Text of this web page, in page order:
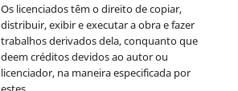
Os licenciados têm o direito de copiar,
distribuir, exibir e executar a obra e fazer
trabalhos derivados dela, conquanto que
deem créditos devidos ao autor ou
licenciador, na maneira especificada por